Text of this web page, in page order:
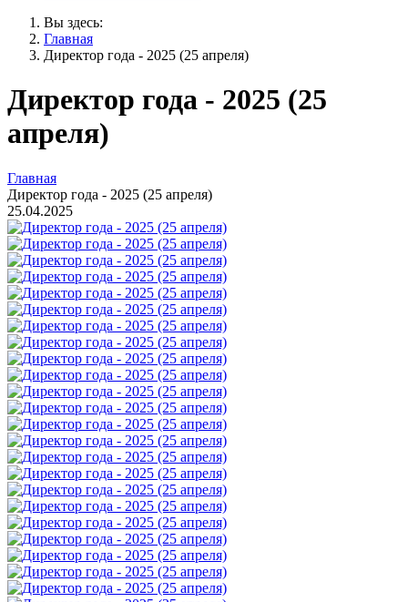
Вы здесь:
Главная
Директор года - 2025 (25 апреля)
Директор года - 2025 (25
апреля)
Главная
Директор года - 2025 (25 апреля)
25.04.2025